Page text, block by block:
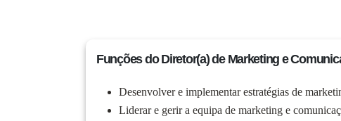
Funções do Diretor(a) de Marketing e
Desenvolver e implementar estratégias de
Liderar e gerir a equipa de marketing e